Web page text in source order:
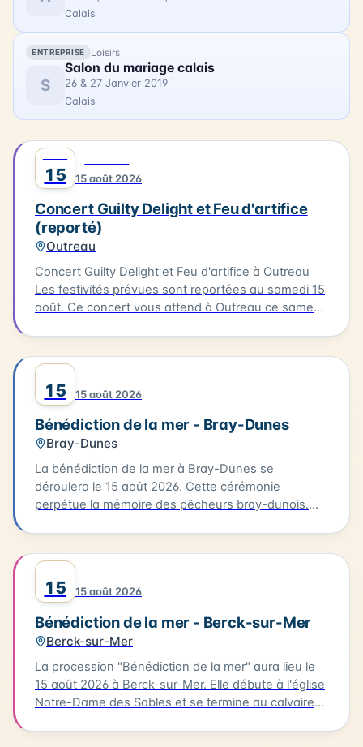
Calais
ENTREPRISE Loisirs
S
Salon du mariage calais
26 & 27 Janvier 2019
Calais
15 15 août 2026
Concert Guilty Delight et Feu d'artifice
(reporté)
Outreau
Concert Guilty Delight et Feu d'artifice à Outreau
Les festivités prévues sont reportées au samedi 15
août. Ce concert vous attend à Outreau ce samedi
15 15 août 2026
Bénédiction de la mer - Bray-Dunes
Bray-Dunes
La bénédiction de la mer à Bray-Dunes se
déroulera le 15 août 2026. Cette cérémonie
perpétue la mémoire des pêcheurs bray-dunois.
traditionnels jusqu'à la plage. L'homologue est
ensuite rendu aux marins disparus. Cette tradition
est une occasion pour les habitants de se
15 15 août 2026
Bénédiction de la mer - Berck-sur-Mer
Berck-sur-Mer
La procession "Bénédiction de la mer" aura lieu le
15 août 2026 à Berck-sur-Mer. Elle débute à l'église
Notre-Dame des Sables et se termine au calvaire